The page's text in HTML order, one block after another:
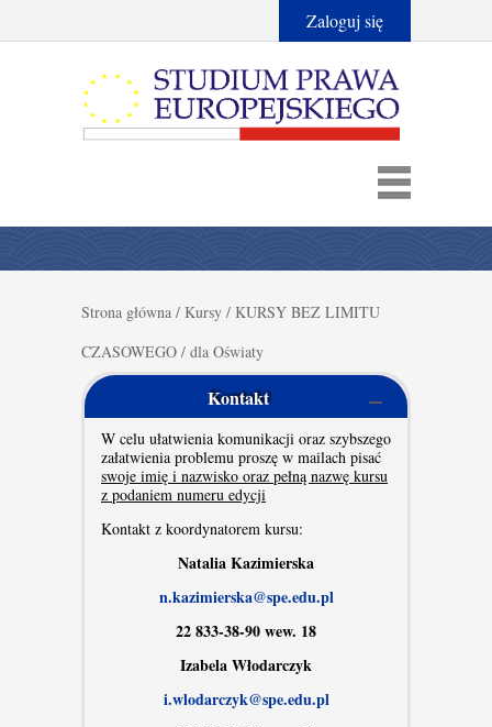
Zaloguj się
Strona główna / Kursy / KURSY BEZ LIMITU
CZASOWEGO / dla Oświaty
Kontakt
W celu ułatwienia komunikacji oraz szybszego
załatwienia problemu proszę w mailach pisać
swoje imię i nazwisko oraz pełną nazwę kursu
z podaniem numeru edycji
Kontakt z koordynatorem kursu:
Natalia Kazimierska
n.kazimierska@spe.edu.pl
22 833-38-90 wew. 18
Izabela Włodarczyk
i.wlodarczyk@spe.edu.pl